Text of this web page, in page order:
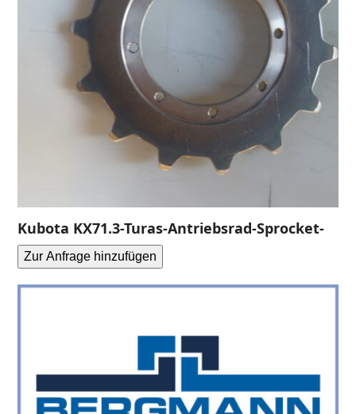
Kubota KX71.3-Turas-Antriebsrad-Sprocket-
Zur Anfrage hinzufügen